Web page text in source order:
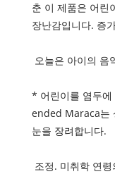
춘 이 제품은 어린
장난감입니다. 증
오늘은 아이의 음
* 어린이를 염두
ended Maraca는
눈을 장려합니다.
조정. 미취학 연